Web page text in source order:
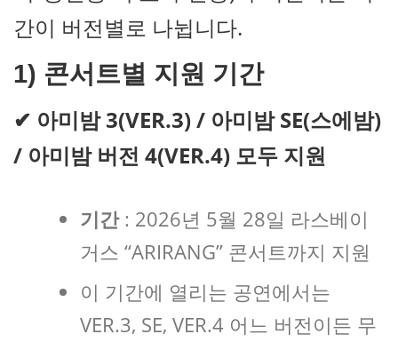
간이 버전별로 나뉩니다.
1) 콘서트별 지원 기간
✔ 아미밤 3(VER.3) / 아미밤 SE(스에밤)
/ 아미밤 버전 4(VER.4) 모두 지원
기간: 2026년 5월 28일 라스베이
거스 “ARIRANG” 콘서트까지 지원
이 기간에 열리는 공연에서는
VER.3, SE, VER.4 어느 버전이든 무